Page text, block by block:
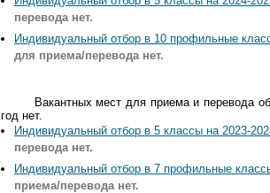
перевода нет.
Индивидуальный отбор в 10 профильные
для приема/перевода нет.
Вакантных мест для приема и
год нет.
Индивидуальный отбор в 5 классы на 2023-
перевода нет.
Индивидуальный отбор в 7 профильные
приема/перевода нет.